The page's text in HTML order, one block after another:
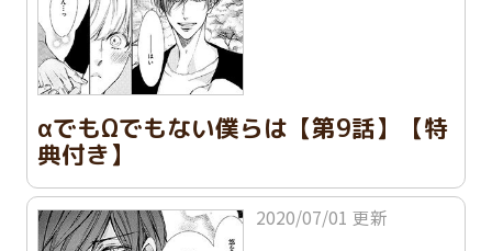
αでもΩでもない僕らは【第9話】【特
典付き】
2020/07/01 更新